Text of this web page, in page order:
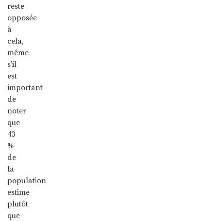
reste
opposée
à
cela,
même
s’il
est
important
de
noter
que
43
%
de
la
population
estime
plutôt
que